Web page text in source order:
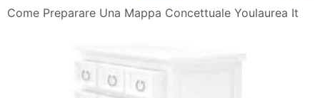
Come Preparare Una Mappa Concettuale Youlaurea It